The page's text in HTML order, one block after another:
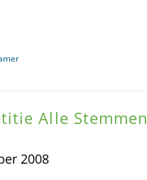
Alle Stemmen
2008